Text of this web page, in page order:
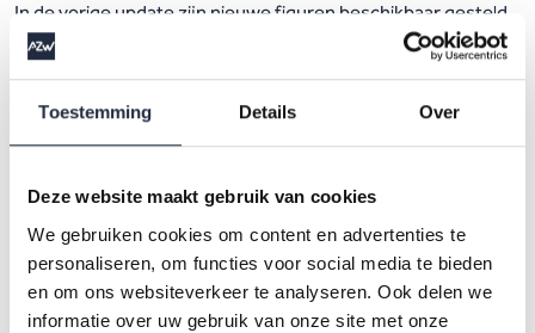
Toestemming Details Over
Deze website maakt gebruik van cookies
We gebruiken cookies om content en advertenties te
personaliseren, om functies voor social media te bieden
en om ons websiteverkeer te analyseren. Ook delen we
informatie over uw gebruik van onze site met onze
In de vorige update zijn nieuwe figuren beschikbaar gesteld
over het aantal ontstane en openstaande vacatures, en over
de vacaturegraad in zorg en welzijn. Als we de deze cijfers
voor het eerste kwartaal van 2022 vergelijken met 2021, dan
zien we dat er een toename is van 27 procent in het aantal
aantal ontstane vacatures het grootst, namelijk 65 procent,
gevolgd door de kinderopvang met 59 procent. Bij de
branches geestelijke gezondheidszorg en jeugdzorg is de
stijging het kleinst, namelijk 7 procent in beide branches. In